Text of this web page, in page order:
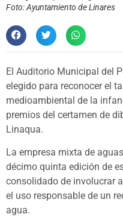
Foto: Ayuntamiento de Linares
El Auditorio Municipal del
elegido para reconocer el
medioambiental de la
premios del certamen de
Linaqua.
La empresa mixta de
décimo quinta edición de
consolidado de involucrar
el uso responsable de un
agua.